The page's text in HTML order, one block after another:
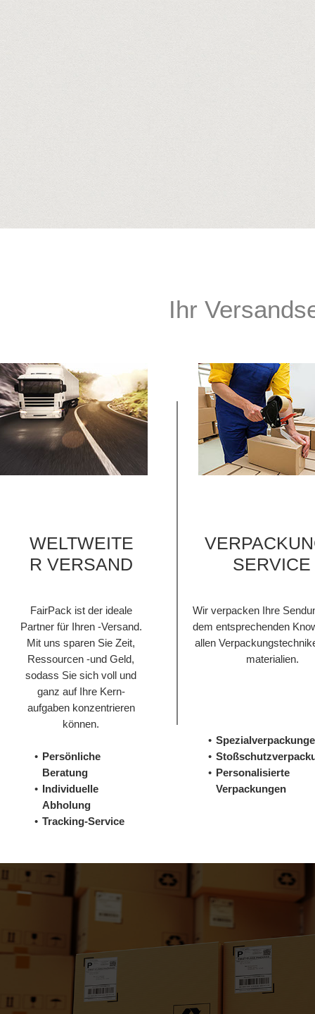
Ihr
WELTWEITE
R VERSAND
FairPack ist der ideale
Partner für Ihren -Versand.
Mit uns sparen Sie Zeit,
Ressourcen -und Geld,
sodass Sie sich voll und
ganz auf Ihre Kern-
aufgaben konzentrieren
können.
Persönliche
Beratung
Individuelle
Abholung
Tracking-Service
SERVICE
Wir verpacken Ihre
dem entsprechenden
allen
materialien.
Personalisierte
Verpackungen